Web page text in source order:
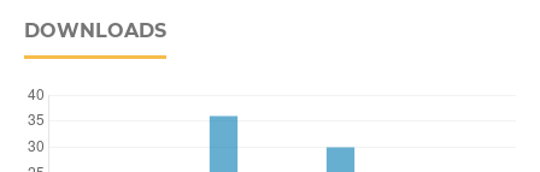
DOWNLOADS